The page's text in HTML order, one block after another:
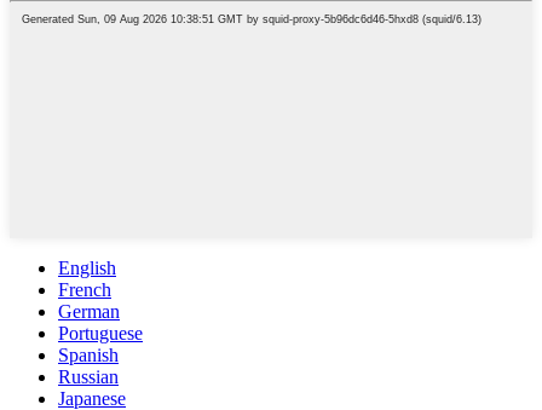
English
French
German
Portuguese
Spanish
Russian
Japanese